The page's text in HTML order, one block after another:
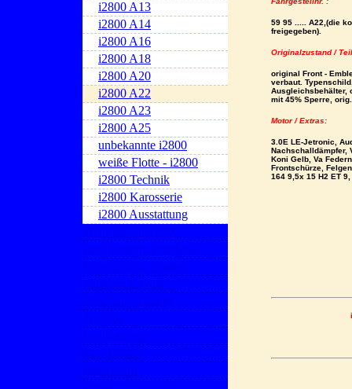
i2800 A13
i2800 A14
i2800 A16
i2800 A18
i2800 A20
i2800 A22
i2800 A23
i2800 A25
unbekannte i2800
weiße Flotte - i2800
i2800 Technik
i2800 Karosserie
i2800 Ausstattung
59 95 ..... A22, (die
freigegeben).
Originalzustand /
original Front -
verbaut.
Ausgleichsbehälter,
mit 45% Sperre,
Motor / Extras:
3.0E LE-Jetronic,
Nachschalldämpfer,
Koni Gelb, Va
Frontschürze,
164 9,5x 15 H2 ET 9,